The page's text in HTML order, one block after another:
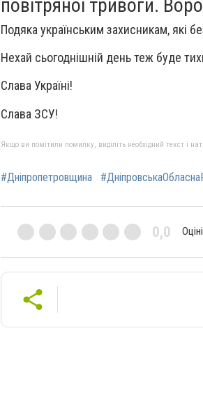
повітряної тривоги.
Подяка українським захисникам, які
Нехай сьогоднішній день теж буде
Слава Україні!
Слава ЗСУ!
Якщо ви помітили помилку, виділіть необхідний текст і
#Дніпропетровщина
0,0